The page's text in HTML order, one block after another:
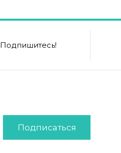
Подпишитесь!
Подписаться